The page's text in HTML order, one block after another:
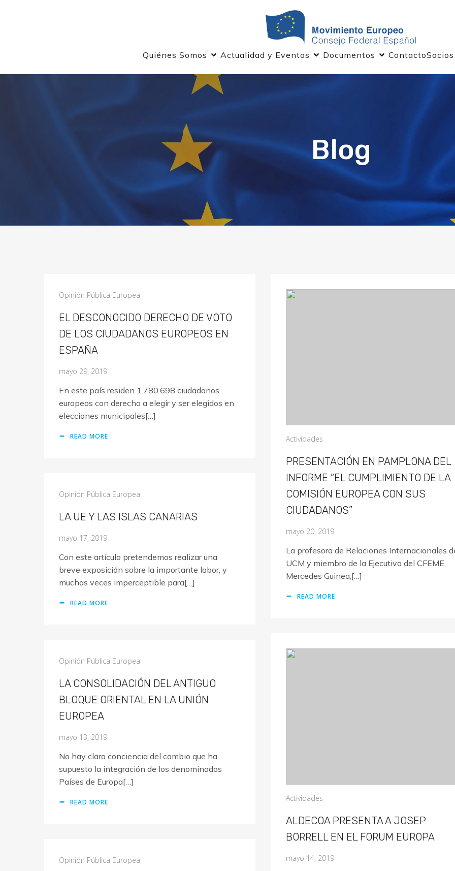
Quiénes Somos Actualidad y Eventos Documentos ContactoSocios
Blog
Opinión Pública Europea
EL DESCONOCIDO DERECHO DE VOTO
DE LOS CIUDADANOS EUROPEOS EN
ESPAÑA
mayo 29, 2019
En este país residen 1.780.698 ciudadanos
europeos con derecho a elegir y ser elegidos en
elecciones municipales[…]
READ MORE Actividades
PRESENTACIÓN EN PAMPLONA DEL
INFORME “EL CUMPLIMIENTO DE LA
COMISIÓN EUROPEA CON SUS
CIUDADANOS”
mayo 20, 2019
La profesora de Relaciones Internacionales
UCM y miembro de la Ejecutiva del CFEME,
Mercedes Guinea,[…]
READ MORE
Opinión Pública Europea
LA UE Y LAS ISLAS CANARIAS
mayo 17, 2019
Con este artículo pretendemos realizar una
breve exposición sobre la importante labor, y
muchas veces imperceptible para[…]
READ MORE
Actividades
ALDECOA PRESENTA A JOSEP
BORRELL EN EL FORUM EUROPA
mayo 14, 2019
Opinión Pública Europea
LA CONSOLIDACIÓN DEL ANTIGUO
BLOQUE ORIENTAL EN LA UNIÓN
EUROPEA
mayo 13, 2019
No hay clara conciencia del cambio que ha
supuesto la integración de los denominados
Países de Europa[…]
READ MORE
Opinión Pública Europea